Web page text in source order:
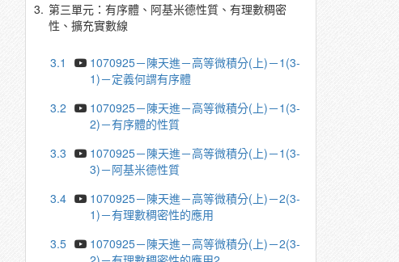
3. 第三單元：有序體、阿基米德性質、有理數稠密
性、擴充實數線
3.1
1070925－陳天進－高等微積分(上)－1(3-
1)－定義何謂有序體
3.2
1070925－陳天進－高等微積分(上)－1(3-
2)－有序體的性質
3.3
1070925－陳天進－高等微積分(上)－1(3-
3)－阿基米德性質
3.4
1070925－陳天進－高等微積分(上)－2(3-
1)－有理數稠密性的應用
3.5
1070925－陳天進－高等微積分(上)－2(3-